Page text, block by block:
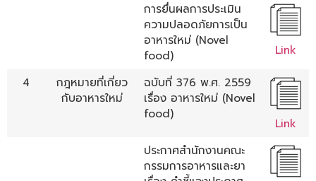
การยื่นผลการประเมิน
ความปลอดภัยการเป็น
อาหารใหม่ (Novel
food)
Link
4
กฎหมายที่เกี่ยว
กับอาหารใหม่
ฉบับที่ 376 พ.ศ. 2559
เรื่อง อาหารใหม่ (Novel
food)
Link
ประกาศสำนักงานคณะ
กรรมการอาหารและยา